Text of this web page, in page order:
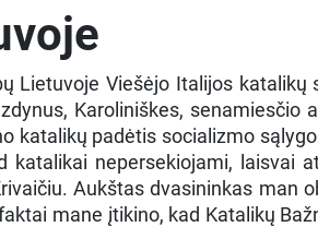
Lietuvoje Viešėjo Italijos
Karoliniškes,
katalikų padėtis socializmo
katalikai nepersekiojami,
Aukštas dvasininkas man
mane įtikino, kad Katalikų